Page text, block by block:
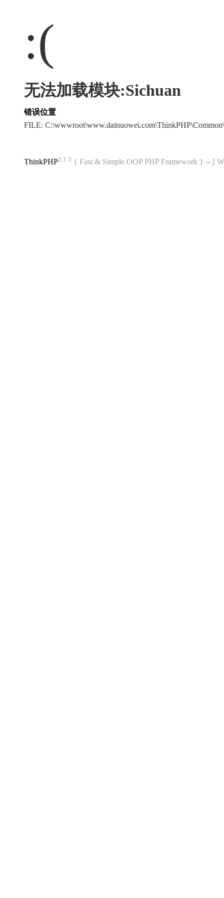
:(
无法加载模块:Sichuan
错误位置
FILE:
ThinkPHP3.1.3 { Fast & Simple OOP PHP Framework } -- [